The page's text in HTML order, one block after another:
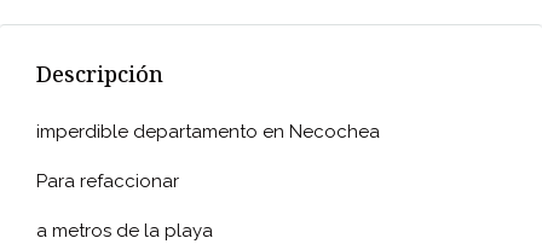
Descripción
imperdible departamento en Necochea
Para refaccionar
a metros de la playa